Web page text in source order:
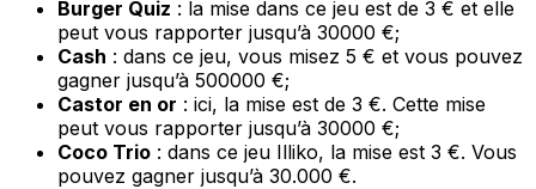
Burger Quiz : la mise dans ce jeu est de 3 € et elle
peut vous rapporter jusqu’à 30000 €;
Cash : dans ce jeu, vous misez 5 € et vous pouvez
gagner jusqu’à 500000 €;
Castor en or : ici, la mise est de 3 €. Cette mise
peut vous rapporter jusqu’à 30000 €;
Coco Trio : dans ce jeu Illiko, la mise est 3 €. Vous
pouvez gagner jusqu’à 30.000 €.